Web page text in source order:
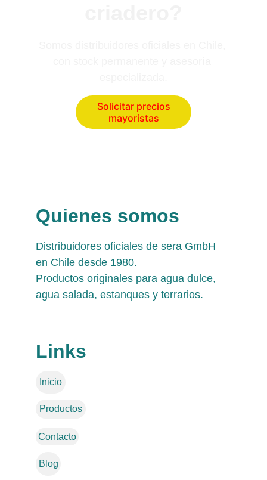
Solicitar precios
mayoristas
Quienes somos
Distribuidores oficiales de sera GmbH
en Chile desde 1980.
Productos originales para agua dulce,
agua salada, estanques y terrarios.
Inicio
Links
Productos
Contacto
Blog